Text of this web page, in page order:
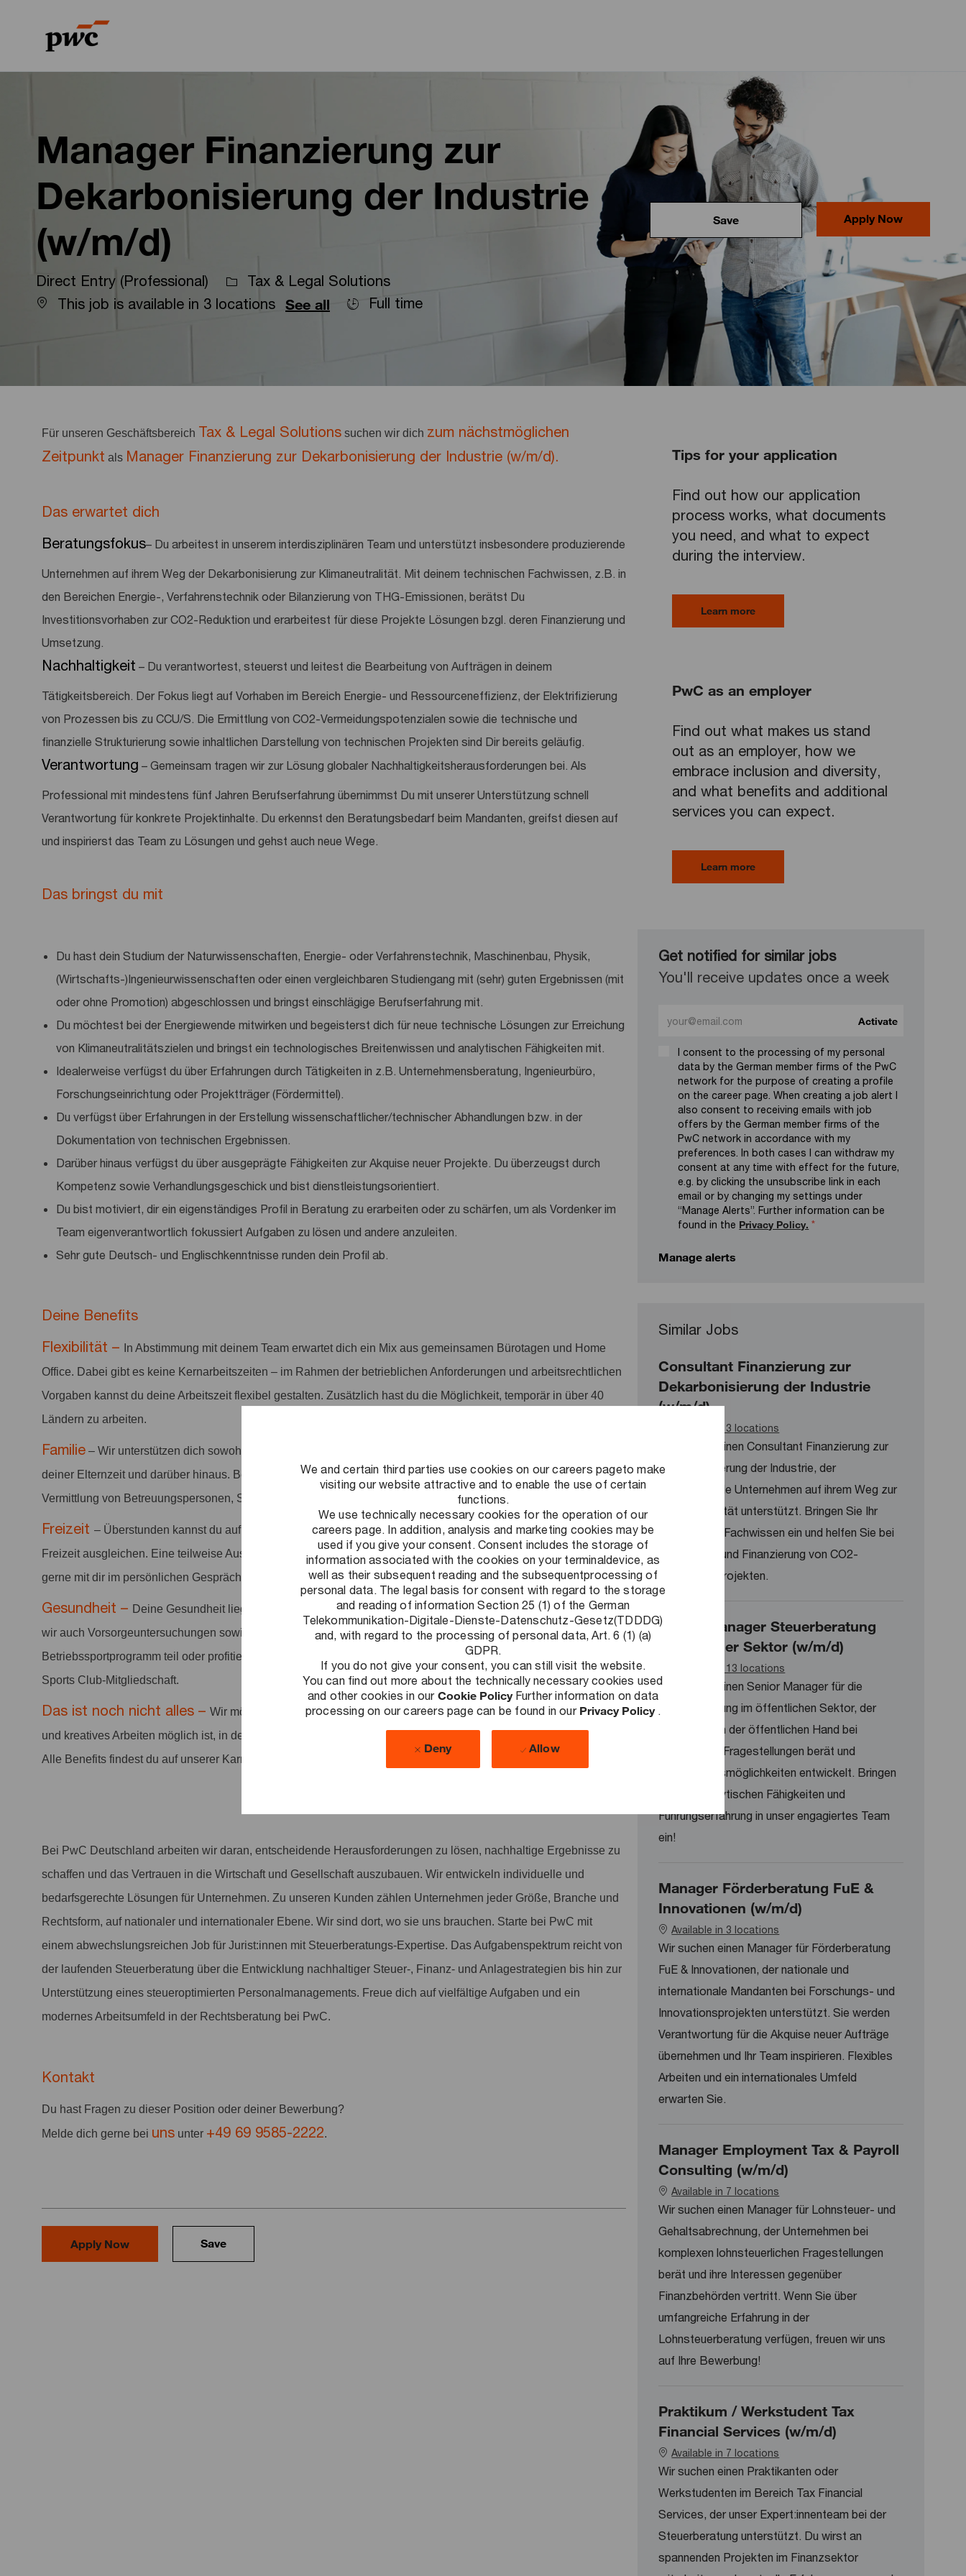
We and certain third parties use cookies on our careers pageto make
visiting our website attractive and to enable the use of certain
functions.
We use technically necessary cookies for the operation of our
careers page. In addition, analysis and marketing cookies may be
used if you give your consent. Consent includes the storage of
information associated with the cookies on your terminaldevice, as
well as their subsequent reading and the subsequentprocessing of
personal data. The legal basis for consent with regard to the storage
and reading of information Section 25 (1) of the German
Telekommunikation-Digitale-Dienste-Datenschutz-Gesetz(TDDDG)
and, with regard to the processing of personal data, Art. 6 (1) (a)
GDPR.
If you do not give your consent, you can still visit the website.
You can find out more about the technically necessary cookies used
and other cookies in our Cookie Policy Further information on data
processing on our careers page can be found in our Privacy Policy .
Deny Allow
Manager Finanzierung zur
Dekarbonisierung der Industrie
(w/m/d)
Direct Entry (Professional)
Tax & Legal Solutions
This job is available in 3 locations See all Full time
Save Apply Now
Für unseren Geschäftsbereich Tax & Legal Solutions suchen wir dich zum nächstmöglichen
Zeitpunkt als Manager Finanzierung zur Dekarbonisierung der Industrie (w/m/d).
Das erwartet dich
Beratungsfokus– Du arbeitest in unserem interdisziplinären Team und unterstützt insbesondere produzierende
Unternehmen auf ihrem Weg der Dekarbonisierung zur Klimaneutralität. Mit deinem technischen Fachwissen, z.B. in
den Bereichen Energie-, Verfahrenstechnik oder Bilanzierung von THG-Emissionen, berätst Du
Investitionsvorhaben zur CO2-Reduktion und erarbeitest für diese Projekte Lösungen bzgl. deren Finanzierung und
Umsetzung.
Nachhaltigkeit – Du verantwortest, steuerst und leitest die Bearbeitung von Aufträgen in deinem
Tätigkeitsbereich. Der Fokus liegt auf Vorhaben im Bereich Energie- und Ressourceneffizienz, der Elektrifizierung
von Prozessen bis zu CCU/S. Die Ermittlung von CO2-Vermeidungspotenzialen sowie die technische und
finanzielle Strukturierung sowie inhaltlichen Darstellung von technischen Projekten sind Dir bereits geläufig.
Verantwortung – Gemeinsam tragen wir zur Lösung globaler Nachhaltigkeitsherausforderungen bei. Als
Professional mit mindestens fünf Jahren Berufserfahrung übernimmst Du mit unserer Unterstützung schnell
Verantwortung für konkrete Projektinhalte. Du erkennst den Beratungsbedarf beim Mandanten, greifst diesen auf
und inspirierst das Team zu Lösungen und gehst auch neue Wege.
Das bringst du mit
Du hast dein Studium der Naturwissenschaften, Energie- oder Verfahrenstechnik, Maschinenbau, Physik,
(Wirtschafts-)Ingenieurwissenschaften oder einen vergleichbaren Studiengang mit (sehr) guten Ergebnissen (mit
oder ohne Promotion) abgeschlossen und bringst einschlägige Berufserfahrung mit.
Du möchtest bei der Energiewende mitwirken und begeisterst dich für neue technische Lösungen zur Erreichung
von Klimaneutralitätszielen und bringst ein technologisches Breitenwissen und analytischen Fähigkeiten mit.
Idealerweise verfügst du über Erfahrungen durch Tätigkeiten in z.B. Unternehmensberatung, Ingenieurbüro,
Forschungseinrichtung oder Projektträger (Fördermittel).
Du verfügst über Erfahrungen in der Erstellung wissenschaftlicher/technischer Abhandlungen bzw. in der
Dokumentation von technischen Ergebnissen.
Darüber hinaus verfügst du über ausgeprägte Fähigkeiten zur Akquise neuer Projekte. Du überzeugst durch
Kompetenz sowie Verhandlungsgeschick und bist dienstleistungsorientiert.
Du bist motiviert, dir ein eigenständiges Profil in Beratung zu erarbeiten oder zu schärfen, um als Vordenker im
Team eigenverantwortlich fokussiert Aufgaben zu lösen und andere anzuleiten.
Sehr gute Deutsch- und Englischkenntnisse runden dein Profil ab.
Deine Benefits
Flexibilität –
In Abstimmung mit deinem Team erwartet dich ein Mix aus gemeinsamen Bürotagen und Home
Office. Dabei gibt es keine Kernarbeitszeiten – im Rahmen der betrieblichen Anforderungen und arbeitsrechtlichen
Vorgaben kannst du deine Arbeitszeit flexibel gestalten. Zusätzlich hast du die Möglichkeit, temporär in über 40
Ländern zu arbeiten.
Familie – Wir unterstützen dich sowohl zum Zeitpunkt der Geburt/Adoption sowie beim Wiedereinstieg nach
deiner Elternzeit und darüber hinaus. Bei Bedarf unterstützen wir dich auch bei der Pflege von Angehörigen durch
Vermittlung von Betreuungspersonen, Sonderurlaub oder Teilzeitmodellen.
Freizeit – Überstunden kannst du auf deinem Flexzeitkonto sammeln und nach arbeitsintensiven Phasen durch
Freizeit ausgleichen. Eine teilweise Auszahlung einmal jährlich ist möglich. Die genauen Details besprechen wir
gerne mit dir im persönlichen Gespräch. Zusätzlich stehen dir 30 Urlaubstage im Kalenderjahr zur Verfügung.
Gesundheit – Deine Gesundheit liegt uns am Herzen: Neben einer eigenen betrieblichen Krankenkasse bieten
wir auch Vorsorgeuntersuchungen sowie Sportangebote an. Nimm an unserem kostenlosen
Betriebssportprogramm teil oder profitiere von vergünstigten Beiträgen in diversen Fitnessstudios oder einer Urban
Sports Club-Mitgliedschaft.
Das ist noch nicht alles – Wir möchten ein positives Arbeitsumfeld schaffen: Ein Umfeld, in dem flexibles
und kreatives Arbeiten möglich ist, in dem Arbeit anerkannt und Leistung honoriert wird und auf das wir stolz sind.
Alle Benefits findest du auf unserer Karriereseite.
Bei PwC Deutschland arbeiten wir daran, entscheidende Herausforderungen zu lösen, nachhaltige Ergebnisse zu
schaffen und das Vertrauen in die Wirtschaft und Gesellschaft auszubauen. Wir entwickeln individuelle und
bedarfsgerechte Lösungen für Unternehmen. Zu unseren Kunden zählen Unternehmen jeder Größe, Branche und
Rechtsform, auf nationaler und internationaler Ebene. Wir sind dort, wo sie uns brauchen. Starte bei PwC mit
einem abwechslungsreichen Job für Jurist:innen mit Steuerberatungs-Expertise. Das Aufgabenspektrum reicht von
der laufenden Steuerberatung über die Entwicklung nachhaltiger Steuer-, Finanz- und Anlagestrategien bis hin zur
Unterstützung eines steueroptimierten Personalmanagements. Freue dich auf vielfältige Aufgaben und ein
modernes Arbeitsumfeld in der Rechtsberatung bei PwC.
Kontakt
Du hast Fragen zu dieser Position oder deiner Bewerbung?
Melde dich gerne bei uns unter +49 69 9585-2222.
Apply Now Save
Tips for your application
Find out how our application
process works, what documents
you need, and what to expect
during the interview.
Learn more
PwC as an employer
Find out what makes us stand
out as an employer, how we
embrace inclusion and diversity,
and what benefits and additional
services you can expect.
Learn more
Get notified for similar jobs
You'll receive updates once a week
I consent to the processing of my personal
data by the German member firms of the PwC
network for the purpose of creating a profile
on the career page. When creating a job alert I
also consent to receiving emails with job
offers by the German member firms of the
PwC network in accordance with my
preferences. In both cases I can withdraw my
consent at any time with effect for the future,
e.g. by clicking the unsubscribe link in each
email or by changing my settings under
“Manage Alerts”. Further information can be
found in the Privacy Policy. *
Activate
Manage alerts
Similar Jobs
Consultant Finanzierung zur
Dekarbonisierung der Industrie
(w/m/d)
Available in 3 locations
Wir suchen einen Consultant Finanzierung zur
Dekarbonisierung der Industrie, der
produzierende Unternehmen auf ihrem Weg zur
Klimaneutralität unterstützt. Bringen Sie Ihr
technisches Fachwissen ein und helfen Sie bei
der Analyse und Finanzierung von CO2-
Reduktionsprojekten.
Senior Manager Steuerberatung
Öffentlicher Sektor (w/m/d)
Available in 13 locations
Wir suchen einen Senior Manager für die
Steuerberatung im öffentlichen Sektor, der
Unternehmen der öffentlichen Hand bei
steuerlichen Fragestellungen berät und
Optimierungsmöglichkeiten entwickelt. Bringen
Sie Ihre analytischen Fähigkeiten und
Führungserfahrung in unser engagiertes Team
ein!
Manager Förderberatung FuE &
Innovationen (w/m/d)
Available in 3 locations
Wir suchen einen Manager für Förderberatung
FuE & Innovationen, der nationale und
internationale Mandanten bei Forschungs- und
Innovationsprojekten unterstützt. Sie werden
Verantwortung für die Akquise neuer Aufträge
übernehmen und Ihr Team inspirieren. Flexibles
Arbeiten und ein internationales Umfeld
erwarten Sie.
Manager Employment Tax & Payroll
Consulting (w/m/d)
Available in 7 locations
Wir suchen einen Manager für Lohnsteuer- und
Gehaltsabrechnung, der Unternehmen bei
komplexen lohnsteuerlichen Fragestellungen
berät und ihre Interessen gegenüber
Finanzbehörden vertritt. Wenn Sie über
umfangreiche Erfahrung in der
Lohnsteuerberatung verfügen, freuen wir uns
auf Ihre Bewerbung!
Praktikum / Werkstudent Tax
Financial Services (w/m/d)
Available in 7 locations
Wir suchen einen Praktikanten oder
Werkstudenten im Bereich Tax Financial
Services, der unser Expert:innenteam bei der
Steuerberatung unterstützt. Du wirst an
spannenden Projekten im Finanzsektor